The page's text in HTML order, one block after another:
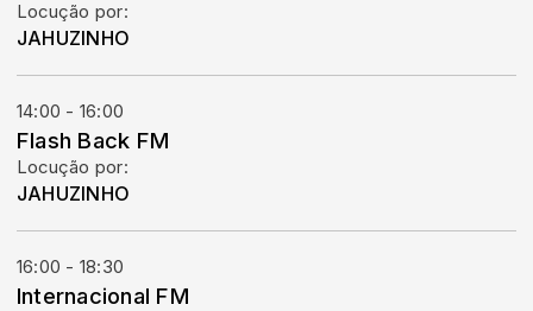
Locução por:
JAHUZINHO
14:00 - 16:00
Flash Back FM
Locução por:
JAHUZINHO
16:00 - 18:30
Internacional FM